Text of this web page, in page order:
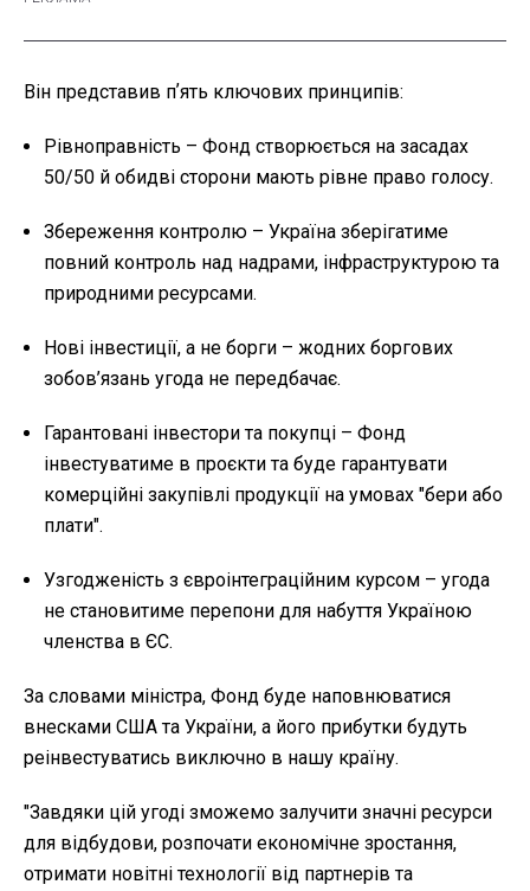
Він представив пʼять ключових принципів:
Рівноправність – Фонд створюється на засадах
50/50 й обидві сторони мають рівне право голосу.
Збереження контролю – Україна зберігатиме
повний контроль над надрами, інфраструктурою та
природними ресурсами.
Нові інвестиції, а не борги – жодних боргових
зобов’язань угода не передбачає.
Гарантовані інвестори та покупці – Фонд
інвестуватиме в проєкти та буде гарантувати
комерційні закупівлі продукції на умовах "бери або
плати".
Узгодженість з євроінтеграційним курсом – угода
не становитиме перепони для набуття Україною
членства в ЄС.
За словами міністра, Фонд буде наповнюватися
внесками США та України, а його прибутки будуть
реінвестуватись виключно в нашу країну.
"Завдяки цій угоді зможемо залучити значні ресурси
для відбудови, розпочати економічне зростання,
отримати новітні технології від партнерів та